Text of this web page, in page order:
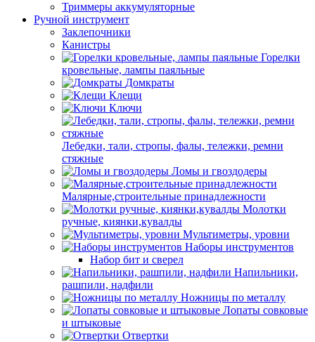
Триммеры аккумуляторные
Ручной инструмент
Заклепочники
Канистры
Горелки
кровельные, лампы паяльные
Домкраты
Клещи
Ключи
Лебедки, тали, стропы, фалы, тележки, ремни
стяжные
Ломы и гвоздодеры
Малярные,строительные принадлежности
Молотки
ручные, киянки,кувалды
Мультиметры, уровни
Наборы инструментов
Набор бит и сверел
Напильники,
рашпили, надфили
Ножницы по металлу
Лопаты совковые
и штыковые
Отвертки